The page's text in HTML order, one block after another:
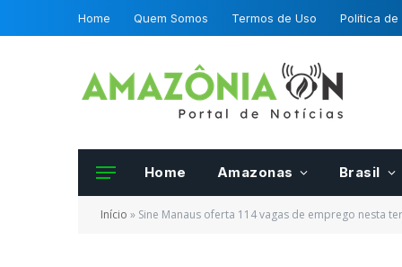
Home Quem Somos Termos de Uso Politica de
Home Amazonas Brasil
Início » Sine Manaus oferta 114 vagas de emprego nesta